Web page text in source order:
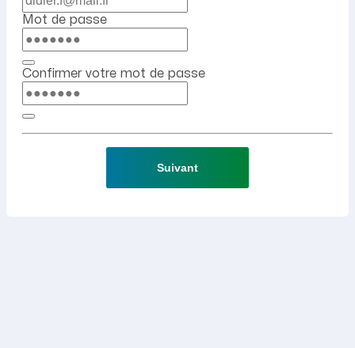
Mot de passe
Confirmer votre mot de passe
Suivant